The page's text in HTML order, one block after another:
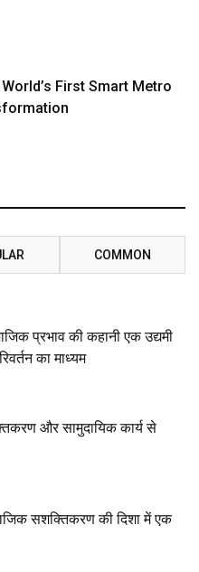
First Smart Metro
COMMON
प्रभाव की कहानी एक उद्यमी
का माध्यम
और सामुदायिक कार्य से
सशक्तिकरण की दिशा में एक